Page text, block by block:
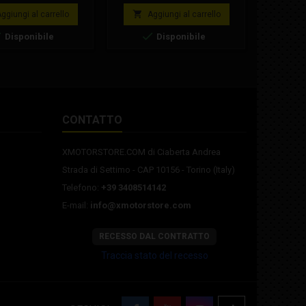
per utilizzo: Civ,
CIVS, CNV, ed altri.
Corona Ohvale Gp-
base
al carrello
Disponibile
base
 Aggiungi al carrello
 Disponibile
CONTATTO
XMOTORSTORE.COM di Ciaberta Andrea
Strada di Settimo - CAP 10156 - Torino (Italy)
Telefono: +39 3408514142
E-mail: info@xmotorstore.com
RECESSO DAL CONTRATTO
Traccia stato del recesso